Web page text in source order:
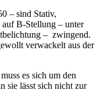
– sind Stativ,
auf B-Stellung – unter
– zwingend.
verwackelt aus der
es sich um den
sie lässt sich nicht zur